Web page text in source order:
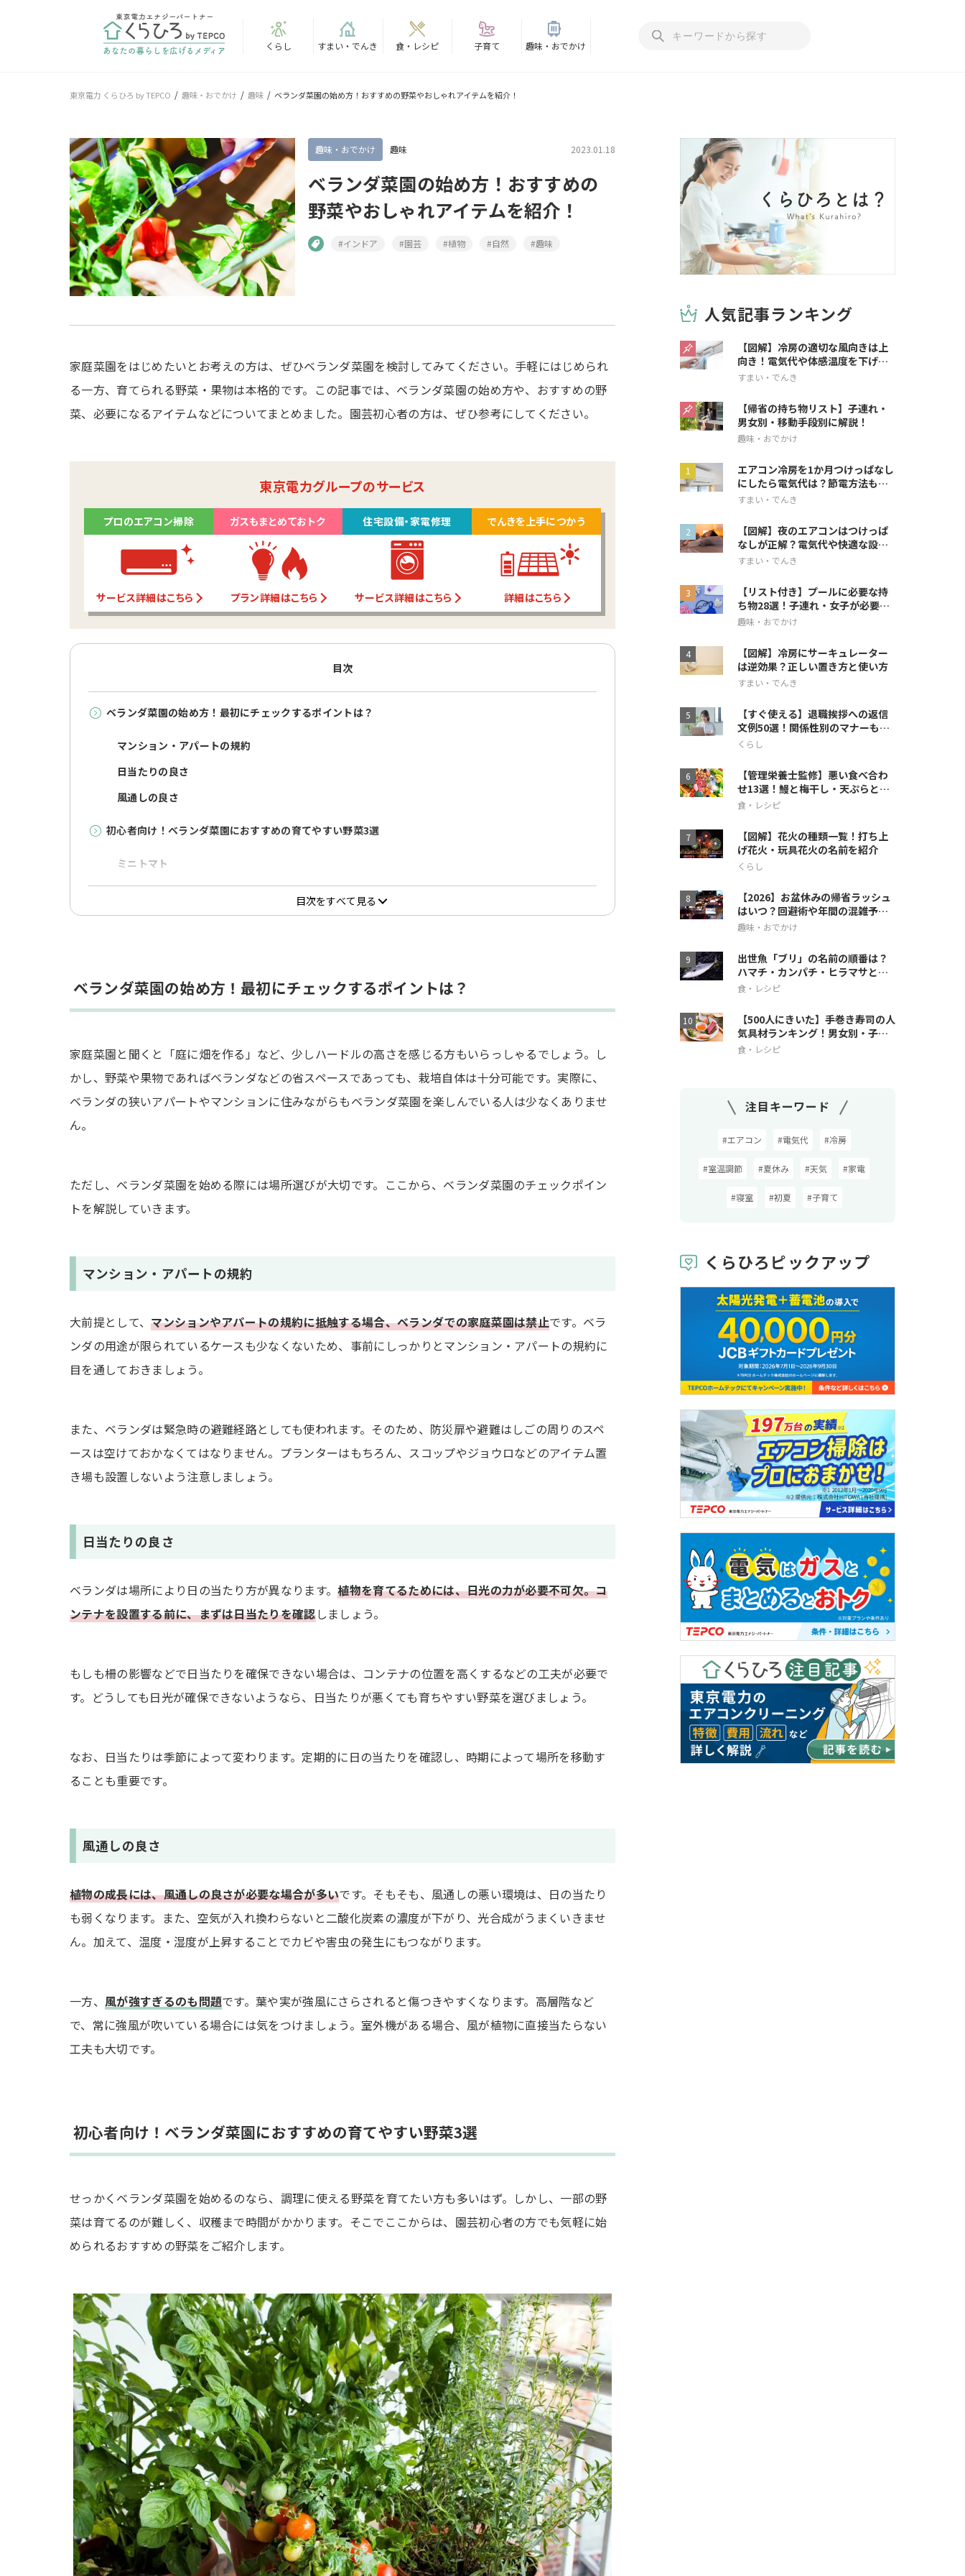
くらし すまい・でんき 食・レシピ 子育て 趣味・おでかけ
東京電力 くらひろ by TEPCO 趣味・おでかけ 趣味 ベランダ菜園の始め方！おすすめの野菜やおしゃれアイテムを紹介！
2023.01.18
趣味・おでかけ 趣味
ベランダ菜園の始め方！おすすめの
野菜やおしゃれアイテムを紹介！
#インドア #園芸 #植物 #自然 #趣味
家庭菜園をはじめたいとお考えの方は、ぜひベランダ菜園を検討してみてください。手軽にはじめられ
る一方、育てられる野菜・果物は本格的です。この記事では、ベランダ菜園の始め方や、おすすめの野
菜、必要になるアイテムなどについてまとめました。園芸初心者の方は、ぜひ参考にしてください。
東京電力グループのサービス
プロのエアコン掃除
サービス詳細はこちら
ガスもまとめておトク
プラン詳細はこちら
住宅設備・家電修理
サービス詳細はこちら
でんきを上手につかう
詳細はこちら
目次
ベランダ菜園の始め方！最初にチェックするポイントは？
マンション・アパートの規約
日当たりの良さ
風通しの良さ
初心者向け！ベランダ菜園におすすめの育てやすい野菜3選
ミニトマト
葉ネギ
バジル
しそ
ほうれん草
プランター
肥料
目次をすべて見る
ベランダ菜園の始め方！最初にチェックするポイントは？
家庭菜園と聞くと「庭に畑を作る」など、少しハードルの高さを感じる方もいらっしゃるでしょう。し
かし、野菜や果物であればベランダなどの省スペースであっても、栽培自体は十分可能です。実際に、
ベランダの狭いアパートやマンションに住みながらもベランダ菜園を楽しんでいる人は少なくありませ
ん。
ただし、ベランダ菜園を始める際には場所選びが大切です。ここから、ベランダ菜園のチェックポイン
トを解説していきます。
マンション・アパートの規約
大前提として、マンションやアパートの規約に抵触する場合、ベランダでの家庭菜園は禁止です。ベラ
ンダの用途が限られているケースも少なくないため、事前にしっかりとマンション・アパートの規約に
目を通しておきましょう。
また、ベランダは緊急時の避難経路としても使われます。そのため、防災扉や避難はしごの周りのスペ
ースは空けておかなくてはなりません。プランターはもちろん、スコップやジョウロなどのアイテム置
き場も設置しないよう注意しましょう。
日当たりの良さ
ベランダは場所により日の当たり方が異なります。植物を育てるためには、日光の力が必要不可欠。コ
ンテナを設置する前に、まずは日当たりを確認しましょう。
もしも柵の影響などで日当たりを確保できない場合は、コンテナの位置を高くするなどの工夫が必要で
す。どうしても日光が確保できないようなら、日当たりが悪くても育ちやすい野菜を選びましょう。
なお、日当たりは季節によって変わります。定期的に日の当たりを確認し、時期によって場所を移動す
ることも重要です。
風通しの良さ
植物の成長には、風通しの良さが必要な場合が多いです。そもそも、風通しの悪い環境は、日の当たり
も弱くなります。また、空気が入れ換わらないと二酸化炭素の濃度が下がり、光合成がうまくいきませ
ん。加えて、温度・湿度が上昇することでカビや害虫の発生にもつながります。
一方、 風が強すぎるのも問題です。葉や実が強風にさらされると傷つきやすくなります。高層階など
で、常に強風が吹いている場合には気をつけましょう。室外機がある場合、風が植物に直接当たらない
工夫も大切です。
初心者向け！ベランダ菜園におすすめの育てやすい野菜3選
せっかくベランダ菜園を始めるのなら、調理に使える野菜を育てたい方も多いはず。しかし、一部の野
菜は育てるのが難しく、収穫まで時間がかかります。そこでここからは、園芸初心者の方でも気軽に始
められるおすすめの野菜をご紹介します。
人気記事ランキング
【図解】冷房の適切な風向きは上
向き！電気代や体感温度を下げる
方法を解説
すまい・でんき
【帰省の持ち物リスト】子連れ・
男女別・移動手段別に解説！
趣味・おでかけ
エアコン冷房を1か月つけっぱなし
にしたら電気代は？節電方法も解
説
すまい・でんき
【図解】夜のエアコンはつけっぱ
なしが正解？電気代や快適な設定
を解説
すまい・でんき
【リスト付き】プールに必要な持
ち物28選！子連れ・女子が必要な
アイテムも
趣味・おでかけ
【図解】冷房にサーキュレーター
は逆効果？正しい置き方と使い方
すまい・でんき
【すぐ使える】退職挨拶への返信
文例50選！関係性別のマナーも徹
底解説
くらし
【管理栄養士監修】悪い食べ合わ
せ13選！鰻と梅干し・天ぷらとス
イカの相性も
食・レシピ
【図解】花火の種類一覧！打ち上
げ花火・玩具花火の名前を紹介
くらし
【2026】お盆休みの帰省ラッシュ
はいつ？回避術や年間の混雑予想
も
趣味・おでかけ
出世魚「ブリ」の名前の順番は？
ハマチ・カンパチ・ヒラマサとの
違いも解説
食・レシピ
【500人にきいた】手巻き寿司の人
気具材ランキング！男女別・子ど
も人気も
食・レシピ
注目キーワード
#エアコン #電気代 #冷房
#室温調節 #夏休み #天気 #家電
#寝室 #初夏 #子育て
くらひろピックアップ